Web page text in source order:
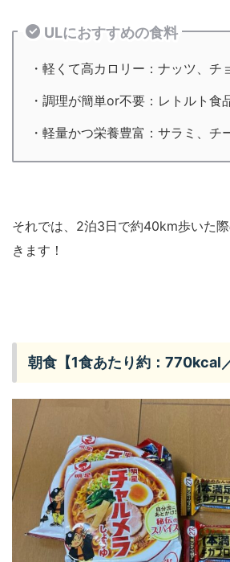
ULにおすすめの食料
・軽くて高カロリー：ナッツ、チ
・調理が簡単or不要：レトルト食
・軽量かつ栄養豊富：サラミ、チ
それでは、2泊3日で約40km歩いた
きます！
朝食【1食あたり約：770kcal